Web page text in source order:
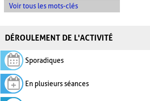
Voir tous les mots-clés
DÉROULEMENT DE L'ACTIVITÉ
Sporadiques
En plusieurs séances